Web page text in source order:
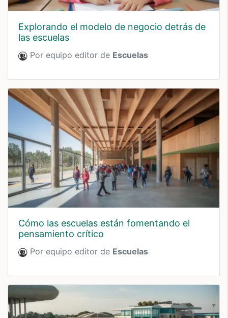
explorando el modelo de negocio detrás de
las escuelas
Por equipo editor de Escuelas
cómo las escuelas están fomentando el
pensamiento crítico
Por equipo editor de Escuelas